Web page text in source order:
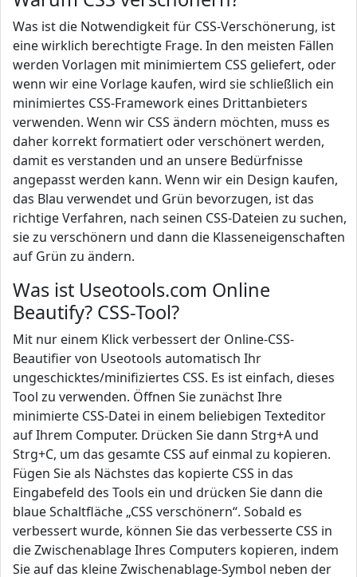
Was ist die Notwendigkeit für CSS-Verschönerung, ist
eine wirklich berechtigte Frage. In den meisten Fällen
werden Vorlagen mit minimiertem CSS geliefert, oder
wenn wir eine Vorlage kaufen, wird sie schließlich ein
minimiertes CSS-Framework eines Drittanbieters
verwenden. Wenn wir CSS ändern möchten, muss es
daher korrekt formatiert oder verschönert werden,
damit es verstanden und an unsere Bedürfnisse
angepasst werden kann. Wenn wir ein Design kaufen,
das Blau verwendet und Grün bevorzugen, ist das
richtige Verfahren, nach seinen CSS-Dateien zu suchen,
sie zu verschönern und dann die Klasseneigenschaften
auf Grün zu ändern.
Was ist Useotools.com Online
Beautify? CSS-Tool?
Mit nur einem Klick verbessert der Online-CSS-
Beautifier von Useotools automatisch Ihr
ungeschicktes/minifiziertes CSS. Es ist einfach, dieses
Tool zu verwenden. Öffnen Sie zunächst Ihre
minimierte CSS-Datei in einem beliebigen Texteditor
auf Ihrem Computer. Drücken Sie dann Strg+A und
Strg+C, um das gesamte CSS auf einmal zu kopieren.
Fügen Sie als Nächstes das kopierte CSS in das
Eingabefeld des Tools ein und drücken Sie dann die
blaue Schaltfläche „CSS verschönern“. Sobald es
verbessert wurde, können Sie das verbesserte CSS in
die Zwischenablage Ihres Computers kopieren, indem
Sie auf das kleine Zwischenablage-Symbol neben der